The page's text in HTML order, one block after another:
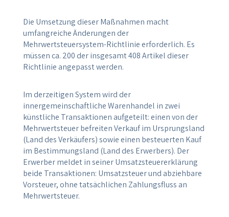
Die Umsetzung dieser Maßnahmen macht
umfangreiche Änderungen der
Mehrwertsteuersystem-Richtlinie erforderlich. Es
müssen ca. 200 der insgesamt 408 Artikel dieser
Richtlinie angepasst werden.
Im derzeitigen System wird der
innergemeinschaftliche Warenhandel in zwei
künstliche Transaktionen aufgeteilt: einen von der
Mehrwertsteuer befreiten Verkauf im Ursprungsland
(Land des Verkäufers) sowie einen besteuerten Kauf
im Bestimmungsland (Land des Erwerbers). Der
Erwerber meldet in seiner Umsatzsteuererklärung
beide Transaktionen: Umsatzsteuer und abziehbare
Vorsteuer, ohne tatsächlichen Zahlungsfluss an
Mehrwertsteuer.